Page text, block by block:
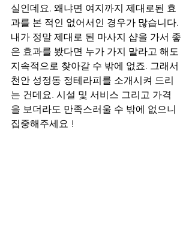
실인데요. 왜냐면 여지까지 제대로된 효
과를 본 적인 없어서인 경우가 많습니다.
내가 정말 제대로 된 마사지 샵을 가서 좋
은 효과를 봤다면 누가 가지 말라고 해도
지속적으로 찾아갈 수 밖에 없죠. 그래서
천안 성정동 정테라피를 소개시켜 드리
는 건데요. 시설 및 서비스 그리고 가격
을 보더라도 만족스러울 수 밖에 없으니
집중해주세요 !